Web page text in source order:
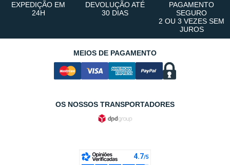
EXPEDIÇÃO EM
24H
DEVOLUÇÃO ATÉ
30 DIAS
PAGAMENTO
SEGURO
2 OU 3 VEZES SEM
JUROS
MEIOS DE PAGAMENTO
OS NOSSOS TRANSPORTADORES